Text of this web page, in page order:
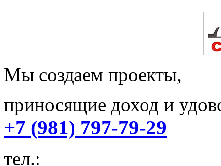
Мы создаем проекты,
приносящие доход и
+7 (981) 797-79-29
тел.: